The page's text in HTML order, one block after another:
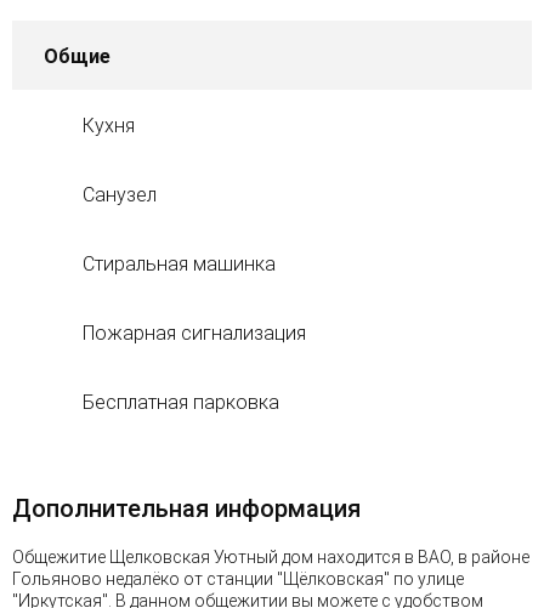
Общие
Кухня
Санузел
Стиральная машинка
Пожарная сигнализация
Бесплатная парковка
Дополнительная информация
Общежитие Щелковская Уютный дом находится в ВАО, в районе
Гольяново недалёко от станции "Щёлковская" по улице
"Иркутская". В данном общежитии вы можете с удобством